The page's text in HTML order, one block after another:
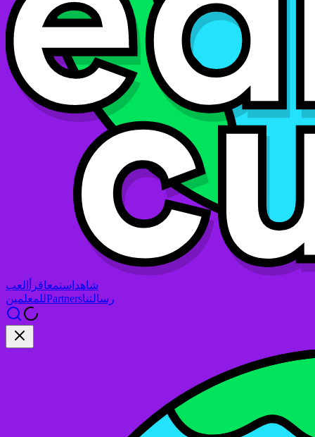
شاهد استمعاقرأ
العب
للمعلمينPartnersرسالتنا